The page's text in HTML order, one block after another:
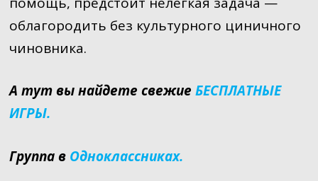
облагородить без культурного циничного
чиновника.
А тут вы найдете свежие БЕСПЛАТНЫЕ
ИГРЫ.
Группа в Одноклассниках.